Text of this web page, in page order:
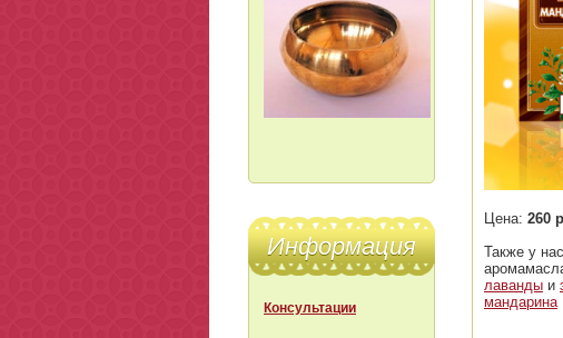
Информация
Консультации
Цена: 260
Также у
лаванды и
мандарина